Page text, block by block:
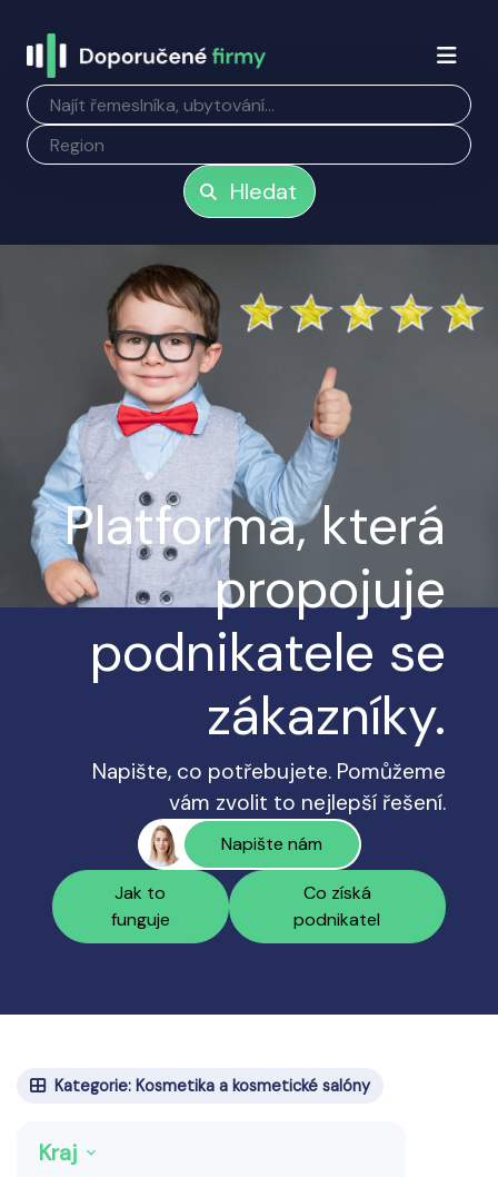
Hledat
Platforma, která
propojuje
podnikatele se
zákazníky.
Napište, co potřebujete. Pomůžeme
vám zvolit to nejlepší řešení.
Napište nám
Jak to
funguje
Co získá
podnikatel
Kategorie: Kosmetika a kosmetické salóny
Kraj